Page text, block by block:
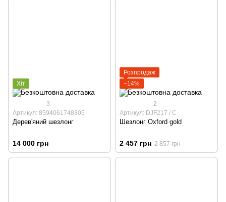
Хіт
3
Артикул: 8594061748305
Дерев'яний шезлонг
14 000 грн
Розпродаж
−14%
2
Артикул: DJF217 / С
Шезлонг Oxford gold
2 457 грн 2 857 грн